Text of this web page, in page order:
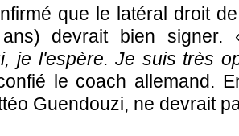
que le latéral droit
devrait bien signer.
je l'espère. Je suis très
le coach allemand.
Guendouzi, ne devrait